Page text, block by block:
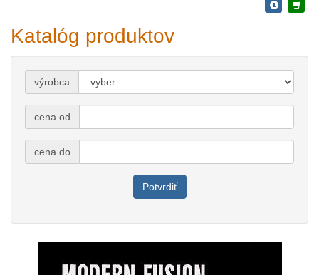
Katalóg produktov
výrobca
cena od
cena do
Potvrdiť